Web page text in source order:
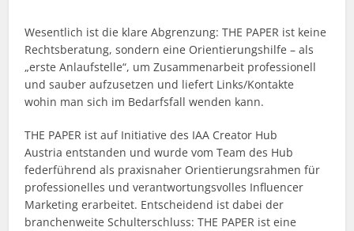
Wesentlich ist die klare Abgrenzung: THE PAPER ist keine
Rechtsberatung, sondern eine Orientierungshilfe – als
„erste Anlaufstelle“, um Zusammenarbeit professionell
und sauber aufzusetzen und liefert Links/Kontakte
wohin man sich im Bedarfsfall wenden kann.
THE PAPER ist auf Initiative des IAA Creator Hub
Austria entstanden und wurde vom Team des Hub
federführend als praxisnaher Orientierungsrahmen für
professionelles und verantwortungsvolles Influencer
Marketing erarbeitet. Entscheidend ist dabei der
branchenweite Schulterschluss: THE PAPER ist eine